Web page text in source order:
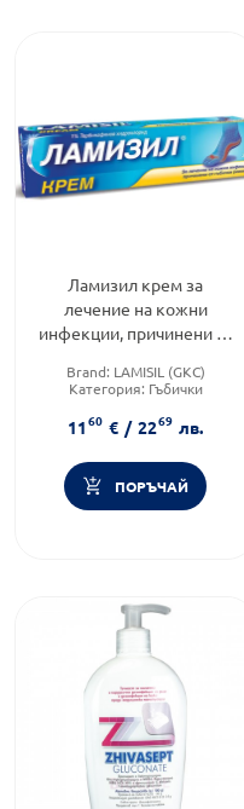
Ламизил крем за
лечение на кожни
инфекции, причинени от
Brand: LAMISIL (GKC)
Категория: Гъбички
1160 € / 2269 лв.
ПОРЪЧАЙ